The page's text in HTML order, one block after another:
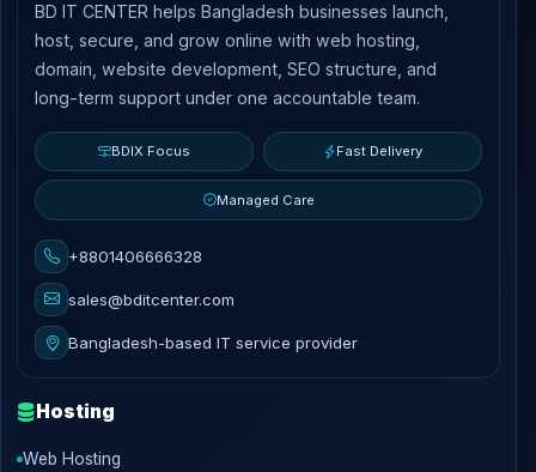
BD IT CENTER helps Bangladesh businesses launch,
host, secure, and grow online with web hosting,
domain, website development, SEO structure, and
long-term support under one accountable team.
BDIX Focus Fast Delivery
Managed Care
+8801406666328
sales@bditcenter.com
Bangladesh-based IT service provider
Hosting
Web Hosting